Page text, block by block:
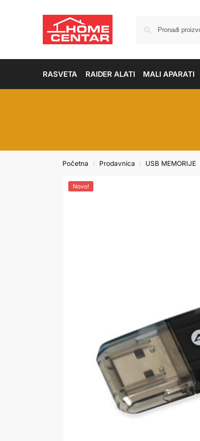
RASVETA RAIDER ALATI MALI APARATI
Početna / Prodavnica / USB MEMORIJE
Novo!